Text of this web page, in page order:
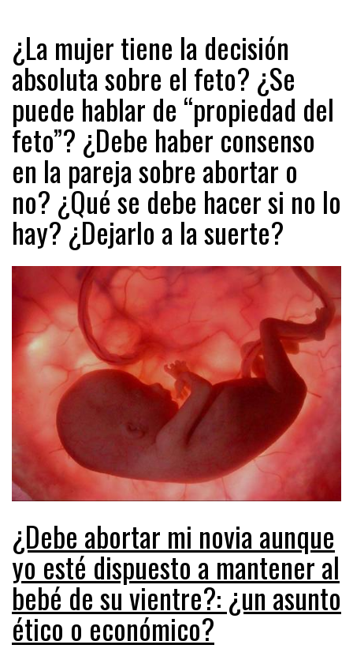
¿La mujer tiene la decisión
absoluta sobre el feto? ¿Se
puede hablar de “propiedad del
feto”? ¿Debe haber consenso
en la pareja sobre abortar o
no? ¿Qué se debe hacer si no lo
hay? ¿Dejarlo a la suerte?
¿Debe abortar mi novia aunque
yo esté dispuesto a mantener al
bebé de su vientre?: ¿un asunto
ético o económico?